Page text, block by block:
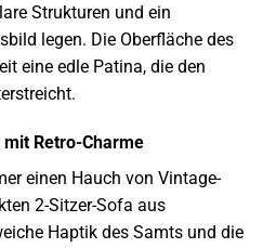
Strukturen und ein
legen. Die Oberfläche des
eine edle Patina, die den
Retro-Charme
einen Hauch von Vintage-
2-Sitzer-Sofa aus
Haptik des Samts und die